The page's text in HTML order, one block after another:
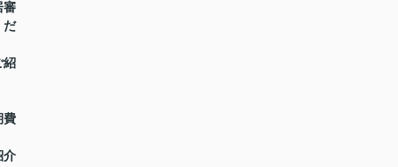
審
だ
紹
費
介